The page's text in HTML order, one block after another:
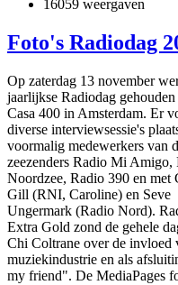
16059 weergaven
Foto's Radiodag
Op zaterdag 13 november
jaarlijkse Radiodag
Casa 400 in Amsterdam. Er
diverse interviewsessie's
voormalig medewerkers van
zeezenders Radio Mi Amigo,
Noordzee, Radio 390 en met
Gill (RNI, Caroline) en Seve
Ungermark (Radio Nord).
Extra Gold zond de gehele
Chi Coltrane over de invloed
muziekindustrie en als
my friend". De MediaPages